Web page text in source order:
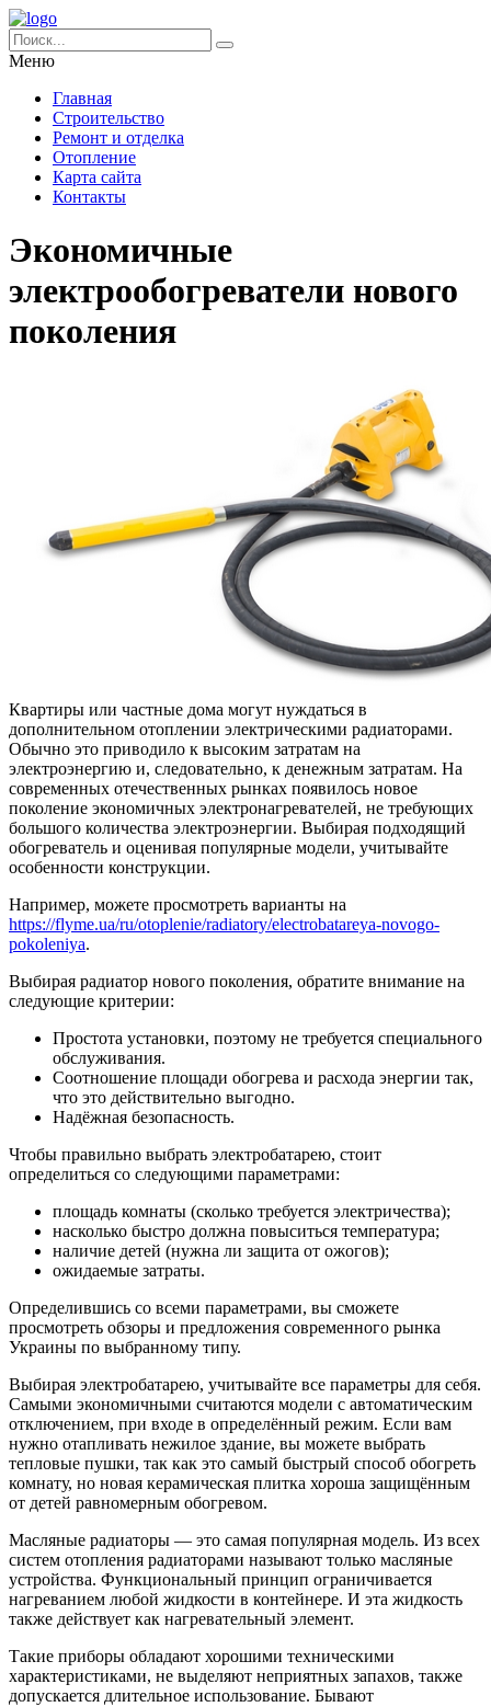
Меню
Главная
Строительство
Ремонт и отделка
Отопление
Карта сайта
Контакты
Экономичные
электрообогреватели нового
поколения
Квартиры или частные дома могут нуждаться в
дополнительном отоплении электрическими радиаторами.
Обычно это приводило к высоким затратам на
электроэнергию и, следовательно, к денежным затратам. На
современных отечественных рынках появилось новое
поколение экономичных электронагревателей, не требующих
большого количества электроэнергии. Выбирая подходящий
обогреватель и оценивая популярные модели, учитывайте
особенности конструкции.
Например, можете просмотреть варианты на
https://flyme.ua/ru/otoplenie/radiatory/electrobatareya-novogo-
pokoleniya.
Выбирая радиатор нового поколения, обратите внимание на
следующие критерии:
Простота установки, поэтому не требуется специального
обслуживания.
Соотношение площади обогрева и расхода энергии так,
что это действительно выгодно.
Надёжная безопасность.
Чтобы правильно выбрать электробатарею, стоит
определиться со следующими параметрами:
площадь комнаты (сколько требуется электричества);
насколько быстро должна повыситься температура;
наличие детей (нужна ли защита от ожогов);
ожидаемые затраты.
Определившись со всеми параметрами, вы сможете
просмотреть обзоры и предложения современного рынка
Украины по выбранному типу.
Выбирая электробатарею, учитывайте все параметры для себя.
Самыми экономичными считаются модели с автоматическим
отключением, при входе в определённый режим. Если вам
нужно отапливать нежилое здание, вы можете выбрать
тепловые пушки, так как это самый быстрый способ обогреть
комнату, но новая керамическая плитка хороша защищённым
от детей равномерным обогревом.
Масляные радиаторы — это самая популярная модель. Из всех
систем отопления радиаторами называют только масляные
устройства. Функциональный принцип ограничивается
нагреванием любой жидкости в контейнере. И эта жидкость
также действует как нагревательный элемент.
Такие приборы обладают хорошими техническими
характеристиками, не выделяют неприятных запахов, также
допускается длительное использование. Бывают